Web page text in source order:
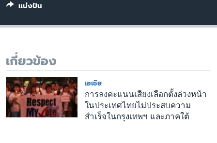
พอดคาสต์
เลือกภาษา
แบ่งปัน
เกี่ยวข้อง
เอเชีย
การลงคะแนนเสียงเลือกตั้งล่วงหน้า
ในประเทศไทยไม่ประสบความ
สำเร็จในกรุงเทพฯ และภาคใต้